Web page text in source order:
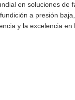
en soluciones de
a presión
y la excelencia en